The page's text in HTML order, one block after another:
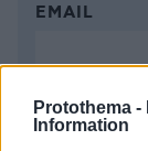
Protothema -
Information
EMAIL
ΣΧΌΛΙΟ *